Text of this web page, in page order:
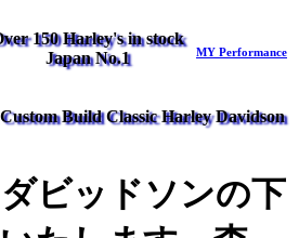
150 Harley's in stock
Japan No.1
MY Performance
Build Classic Harley Davidson
ビッドソンの下